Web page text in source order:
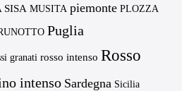
SISA MUSITA piemonte PLOZZA
Puglia
granati rosso intenso Rosso
intenso Sardegna Sicilia